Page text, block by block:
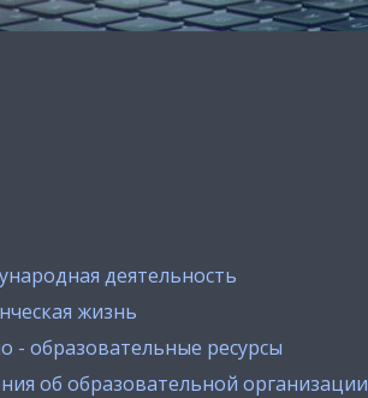
деятельность
жизнь
- образовательные ресурсы
об образовательной организации